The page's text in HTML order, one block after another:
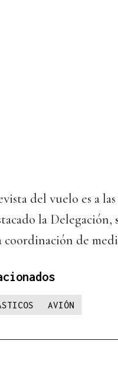
del vuelo es a
la Delegación,
coordinación de
AVIÓN